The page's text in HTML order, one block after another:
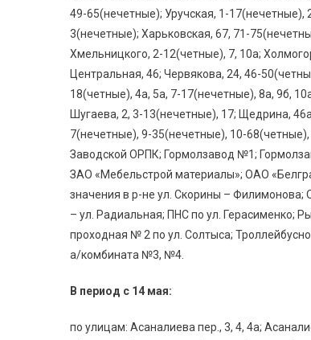
49-65(нечетные); Уручская, 1-
3(нечетные); Харьковская, 67, 71-
Хмельницкого, 2-12(четные), 7, 10а;
Центральная, 46; Червякова, 24, 46-
18(четные), 4а, 5а, 7-17(нечетные), 8а, 9б,
Шугаева, 2, 3-13(нечетные), 17; Щедрина,
7(нечетные), 9-35(нечетные), 10-
Заводской ОРПК; Гормолзавод №1;
ЗАО «Мебельстрой материалы»; ОАО
значения в р-не ул. Скорины –
– ул. Радиальная; ПНС по ул. Герасименко;
проходная № 2 по ул. Солтыса;
а/комбината №3, №4.
В период с 14 мая:
по улицам: Асаналиева пер., 3, 4, 4а;